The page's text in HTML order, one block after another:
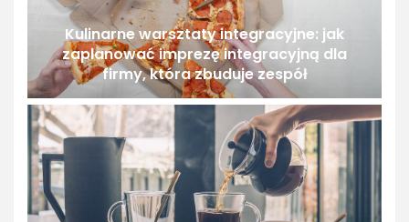
Kulinarne warsztaty integracyjne: jak
zaplanować imprezę integracyjną dla
firmy, która zbuduje zespół